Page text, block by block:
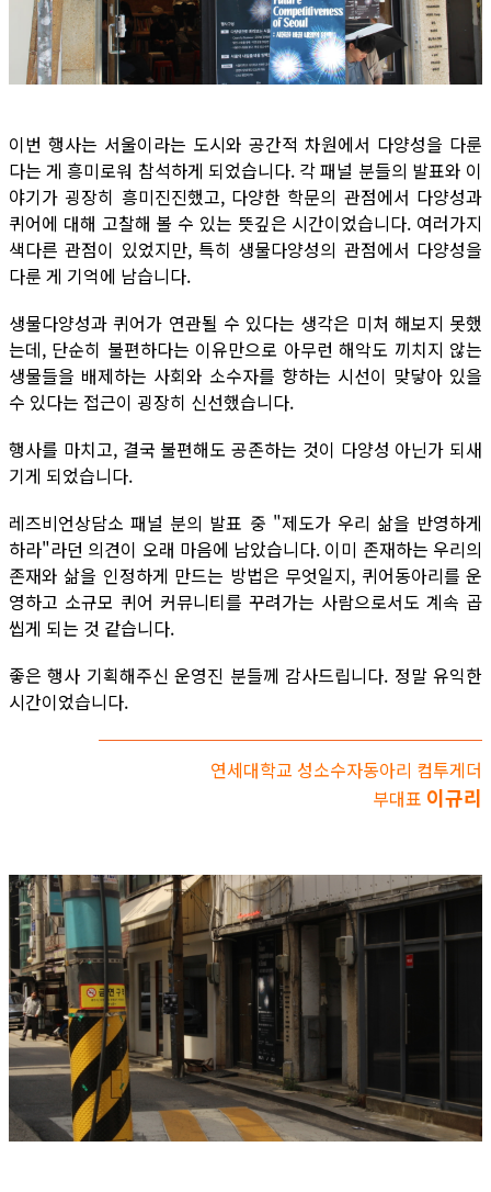
이번 행사는 서울이라는 도시와 공간적 차원에서 다양성을 다룬
다는 게 흥미로워 참석하게 되었습니다. 각 패널 분들의 발표와 이
야기가 굉장히 흥미진진했고, 다양한 학문의 관점에서 다양성과
퀴어에 대해 고찰해 볼 수 있는 뜻깊은 시간이었습니다. 여러가지
색다른 관점이 있었지만, 특히 생물다양성의 관점에서 다양성을
다룬 게 기억에 남습니다.
생물다양성과 퀴어가 연관될 수 있다는 생각은 미처 해보지 못했
는데, 단순히 불편하다는 이유만으로 아무런 해악도 끼치지 않는
생물들을 배제하는 사회와 소수자를 향하는 시선이 맞닿아 있을
수 있다는 접근이 굉장히 신선했습니다.
행사를 마치고, 결국 불편해도 공존하는 것이 다양성 아닌가 되새
기게 되었습니다.
레즈비언상담소 패널 분의 발표 중 "제도가 우리 삶을 반영하게
하라"라던 의견이 오래 마음에 남았습니다. 이미 존재하는 우리의
존재와 삶을 인정하게 만드는 방법은 무엇일지, 퀴어동아리를 운
영하고 소규모 퀴어 커뮤니티를 꾸려가는 사람으로서도 계속 곱
씹게 되는 것 같습니다.
좋은 행사 기획해주신 운영진 분들께 감사드립니다. 정말 유익한
시간이었습니다.
연세대학교 성소수자동아리 컴투게더
부대표 이규리